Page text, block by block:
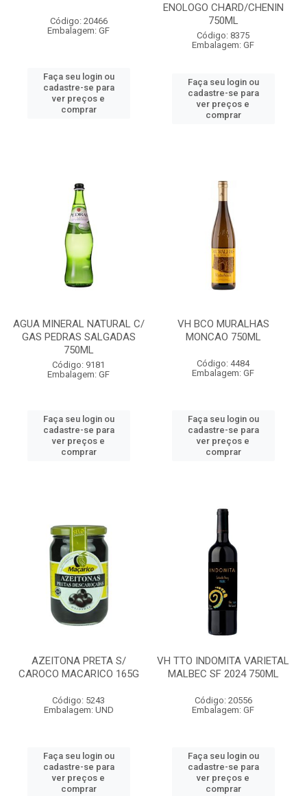
Código: 20466
Embalagem: GF
Faça seu login ou
cadastre-se para
ver preços e
comprar
ENOLOGO CHARD/CHENIN
750ML
Código: 8375
Embalagem: GF
Faça seu login ou
cadastre-se para
ver preços e
comprar
AGUA MINERAL NATURAL C/
GAS PEDRAS SALGADAS
750ML
Código: 9181
Embalagem: GF
Faça seu login ou
cadastre-se para
ver preços e
comprar
VH BCO MURALHAS
MONCAO 750ML
Código: 4484
Embalagem: GF
Faça seu login ou
cadastre-se para
ver preços e
comprar
AZEITONA PRETA S/
CAROCO MACARICO 165G
Código: 5243
Embalagem: UND
Faça seu login ou
cadastre-se para
ver preços e
comprar
VH TTO INDOMITA VARIETAL
MALBEC SF 2024 750ML
Código: 20556
Embalagem: GF
Faça seu login ou
cadastre-se para
ver preços e
comprar